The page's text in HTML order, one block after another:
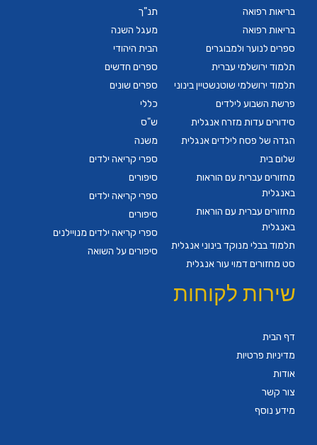
תנ"ך
מעגל השנה
הבית היהודי
ספרים חדשים
ספרים שונים
כללי
ש"ס
משנה
ספרי קריאה ילדים
סיפורים
ספרי קריאה ילדים
סיפורים
ספרי קריאה ילדים מנויילנים
סיפורים על השואה
בריאות רפואה
בריאות רפואה
ספרים לנוער ולמבוגרים
תלמוד ירושלמי עברית
תלמוד ירושלמי שוטנשטיין בינוני
פרשת השבוע לילדים
סידורים עדות מזרח אנגלית
הגדה של פסח לילדים אנגלית
שלום בית
מחזורים עברית עם הוראות
באנגלית
מחזורים עברית עם הוראות
באנגלית
תלמוד בבלי מנוקד בינוני אנגלית
סט מחזורים דמוי עור אנגלית
שירות לקוחות
דף הבית
מדיניות פרטיות
אודות
צור קשר
מידע נוסף